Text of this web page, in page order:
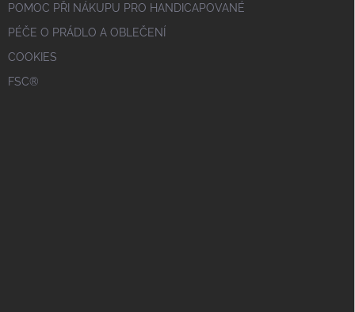
POMOC PŘI NÁKUPU PRO HANDICAPOVANÉ
PÉČE O PRÁDLO A OBLEČENÍ
COOKIES
FSC®